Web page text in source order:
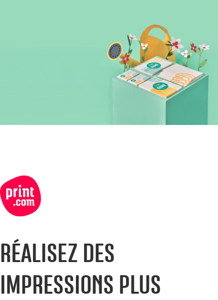
RÉALISEZ DES
IMPRESSIONS PLUS